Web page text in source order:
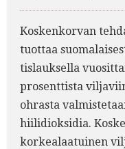
Koskenkorvan
tuottaa
tislauksella
prosenttista
ohrasta
hiilidioksidia.
korkealaatuinen